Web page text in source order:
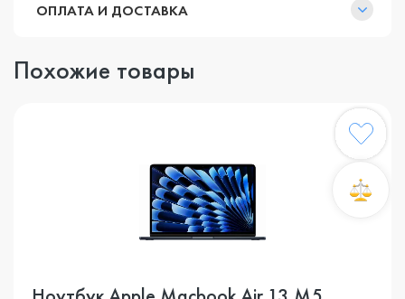
ОПЛАТА И ДОСТАВКА
Похожие товары